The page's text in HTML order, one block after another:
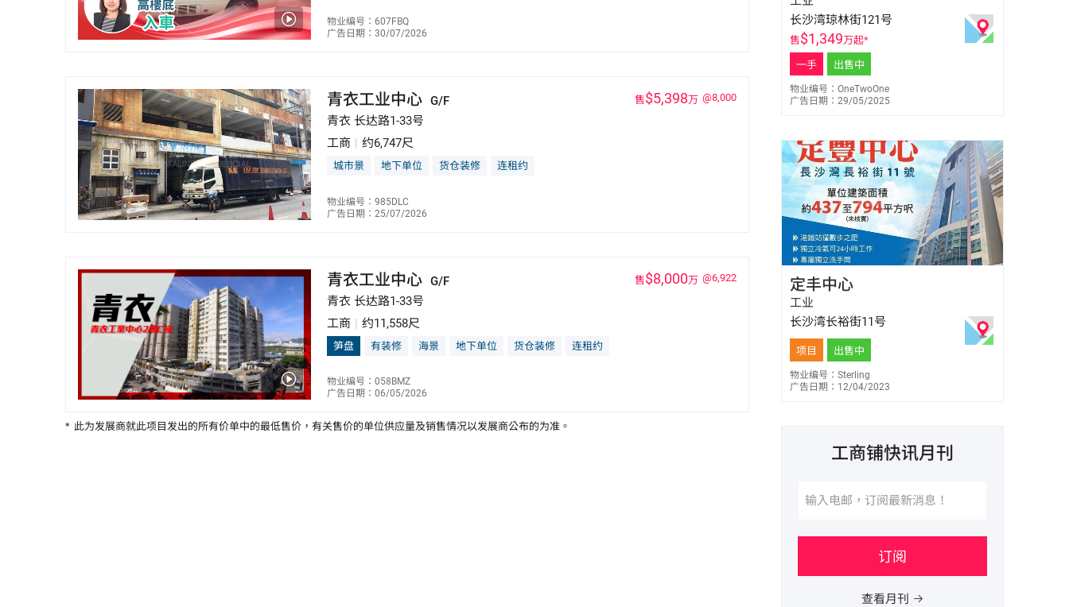
物业编号：607FBQ
广告日期：30/07/2026
青衣工业中心 G/F
青衣 长达路1-33号
工商 | 约6,747尺
城市景 地下单位 货仓装修 连租约
物业编号：985DLC
广告日期：25/07/2026
售$5,398万 @8,000
青衣工业中心 G/F
青衣 长达路1-33号
工商 | 约11,558尺
笋盘 有装修 海景 地下单位 货仓装修 连租约
物业编号：058BMZ
广告日期：06/05/2026
售$8,000万 @6,922
* 此为发展商就此项目发出的所有价单中的最低售价，有关售价的单位供应量及销售情况以发展商公布的为准。
长沙湾琼林街121号
售$1,349万起*
一手 出售中
物业编号：OneTwoOne
广告日期：29/05/2025
E-447227
定丰中心
工业
长沙湾长裕街11号
项目 出售中
物业编号：Sterling
广告日期：12/04/2023
工商铺快讯月刊
订阅
查看月刊